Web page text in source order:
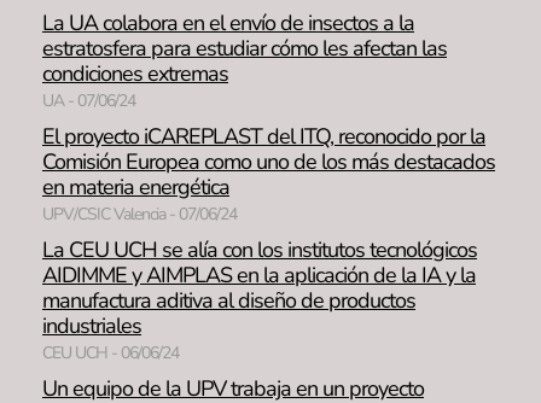
La UA colabora en el envío de insectos a la
estratosfera para estudiar cómo les afectan las
condiciones extremas
UA - 07/06/24
El proyecto iCAREPLAST del ITQ, reconocido por la
Comisión Europea como uno de los más destacados
en materia energética
UPV/CSIC Valencia - 07/06/24
La CEU UCH se alía con los institutos tecnológicos
AIDIMME y AIMPLAS en la aplicación de la IA y la
manufactura aditiva al diseño de productos
industriales
CEU UCH - 06/06/24
Un equipo de la UPV trabaja en un proyecto